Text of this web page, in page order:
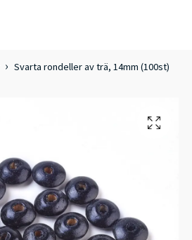
Svarta rondeller av trä, 14mm (100st)